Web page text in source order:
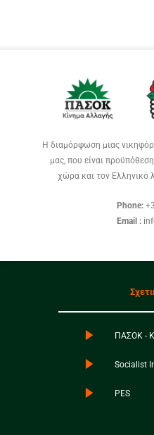
Η διαμόρφωση μιας
μας, που είναι
χώρα και τον Ελληνικό
Phone:
Email :
ΠΑΣΟΚ -
Socialist
PES